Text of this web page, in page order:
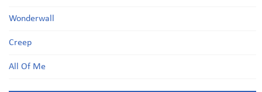
Wonderwall
Creep
All Of Me